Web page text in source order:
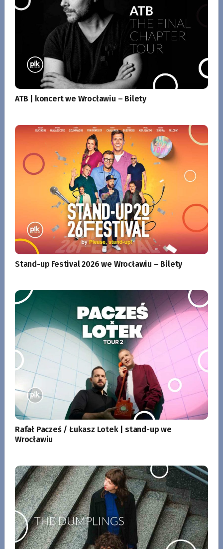
ATB | koncert we Wrocławiu – Bilety
Stand-up Festival 2026 we Wrocławiu – Bilety
Rafał Pacześ / Łukasz Lotek | stand-up we
Wrocławiu